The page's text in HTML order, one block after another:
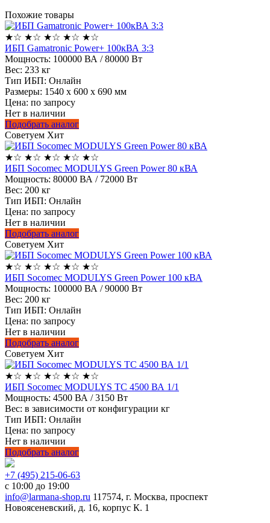
Похожие товары
★☆ ★☆ ★☆ ★☆ ★☆
ИБП Gamatronic Power+ 100кВА 3:3
Мощность: 100000 ВА / 80000 Вт
Вес: 233 кг
Тип ИБП: Онлайн
Размеры: 1540 х 600 х 690 мм
Цена: по запросу
Нет в наличии
Подобрать аналог
Советуем Хит
★☆ ★☆ ★☆ ★☆ ★☆
ИБП Socomec MODULYS Green Power 80 кВА
Мощность: 80000 ВА / 72000 Вт
Вес: 200 кг
Тип ИБП: Онлайн
Цена: по запросу
Нет в наличии
Подобрать аналог
Советуем Хит
★☆ ★☆ ★☆ ★☆ ★☆
ИБП Socomec MODULYS Green Power 100 кВА
Мощность: 100000 ВА / 90000 Вт
Вес: 200 кг
Тип ИБП: Онлайн
Цена: по запросу
Нет в наличии
Подобрать аналог
Советуем Хит
★☆ ★☆ ★☆ ★☆ ★☆
ИБП Socomec MODULYS TC 4500 ВА 1/1
Мощность: 4500 ВА / 3150 Вт
Вес: в зависимости от конфигурации кг
Тип ИБП: Онлайн
Цена: по запросу
Нет в наличии
Подобрать аналог
+7 (495) 215-06-63
с 10:00 до 19:00
info@larmana-shop.ru 117574, г. Москва, проспект
Новоясеневский, д. 16, корпус К. 1